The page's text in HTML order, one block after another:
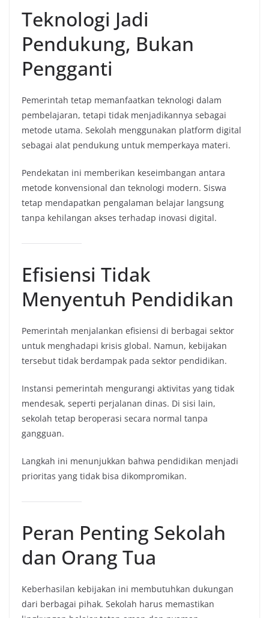
Teknologi Jadi
Pendukung, Bukan
Pengganti
Pemerintah tetap memanfaatkan teknologi dalam
pembelajaran, tetapi tidak menjadikannya sebagai
metode utama. Sekolah menggunakan platform digital
sebagai alat pendukung untuk memperkaya materi.
Pendekatan ini memberikan keseimbangan antara
metode konvensional dan teknologi modern. Siswa
tetap mendapatkan pengalaman belajar langsung
tanpa kehilangan akses terhadap inovasi digital.
Efisiensi Tidak
Menyentuh Pendidikan
Pemerintah menjalankan efisiensi di berbagai sektor
untuk menghadapi krisis global. Namun, kebijakan
tersebut tidak berdampak pada sektor pendidikan.
Instansi pemerintah mengurangi aktivitas yang tidak
mendesak, seperti perjalanan dinas. Di sisi lain,
sekolah tetap beroperasi secara normal tanpa
gangguan.
Langkah ini menunjukkan bahwa pendidikan menjadi
prioritas yang tidak bisa dikompromikan.
Peran Penting Sekolah
dan Orang Tua
Keberhasilan kebijakan ini membutuhkan dukungan
dari berbagai pihak. Sekolah harus memastikan